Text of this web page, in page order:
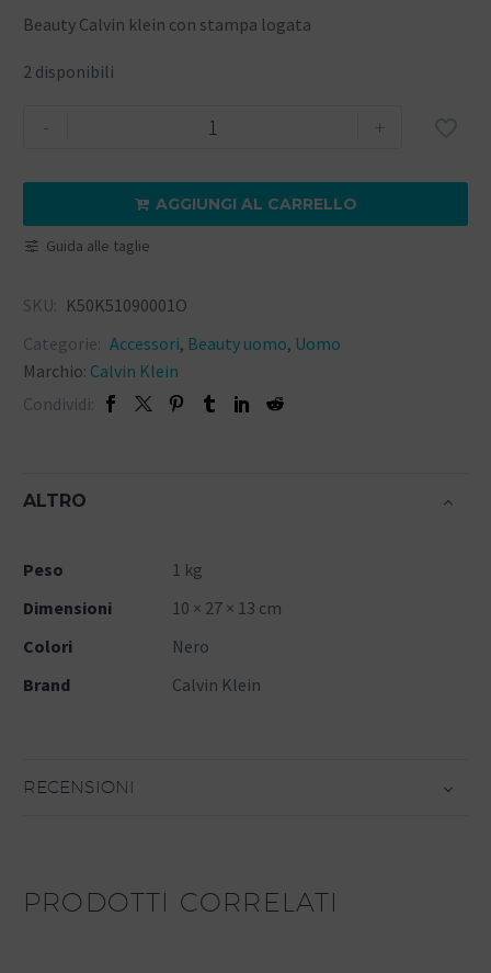
Beauty Calvin klein con stampa logata
2 disponibili
- +
 AGGIUNGI AL CARRELLO
Guida alle taglie
SKU: K50K51090001O
Categorie: Accessori, Beauty uomo, Uomo
Marchio: Calvin Klein
Condividi:
ALTRO
Peso
1 kg
Dimensioni
10 × 27 × 13 cm
Colori
Nero
Brand
Calvin Klein
RECENSIONI
PRODOTTI CORRELATI